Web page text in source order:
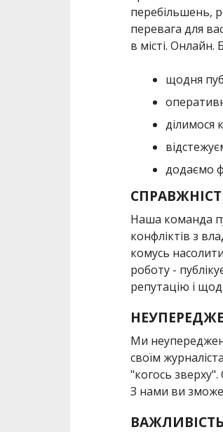
перебільшень,
перевага для
в місті.
щодня
ділимося
додаємо
Наша команда
конфліктів з
комусь
роботу -
репутацію і
Ми
своїм
"когось
З нами ви